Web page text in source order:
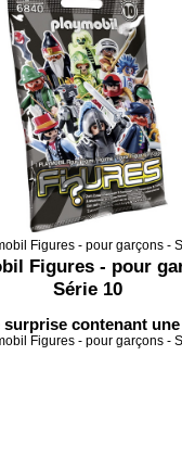
Figures - pour
Série 10
surprise contenant